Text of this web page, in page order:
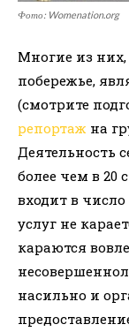
Фото: Womenation.org
Многие из
побережье,
(смотрите
репортаж на
Деятельность
более чем в 20
входит в число
услуг не
караются
насильно и